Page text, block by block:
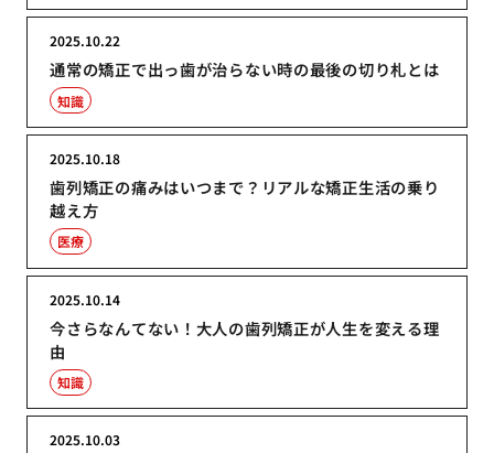
通常の矯正で出っ歯が治らない時の最後の切り札とは
2025.10.22
知識
歯列矯正の痛みはいつまで？リアルな矯正生活の乗り
越え方
2025.10.18
医療
今さらなんてない！大人の歯列矯正が人生を変える理
由
2025.10.14
知識
2025.10.03